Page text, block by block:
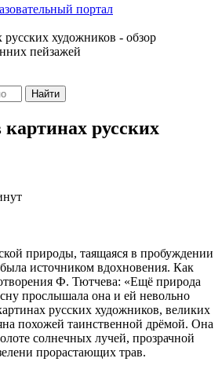
портал
русских художников - обзор
пейзажей
Найти
русских
природы, таящаяся в пробуждении
была источником вдохновения. Как
Ф. Тютчева: «Ещё природа
прослышала она и ей невольно
русских художников, великих
похожей таинственной дрёмой. Она
солнечных лучей, прозрачной
прорастающих трав.